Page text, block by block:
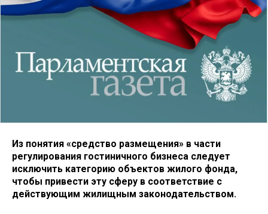
Из понятия «средство размещения» в части
регулирования гостиничного бизнеса следует
исключить категорию объектов жилого фонда,
чтобы привести эту сферу в соответствие с
действующим жилищным законодательством.